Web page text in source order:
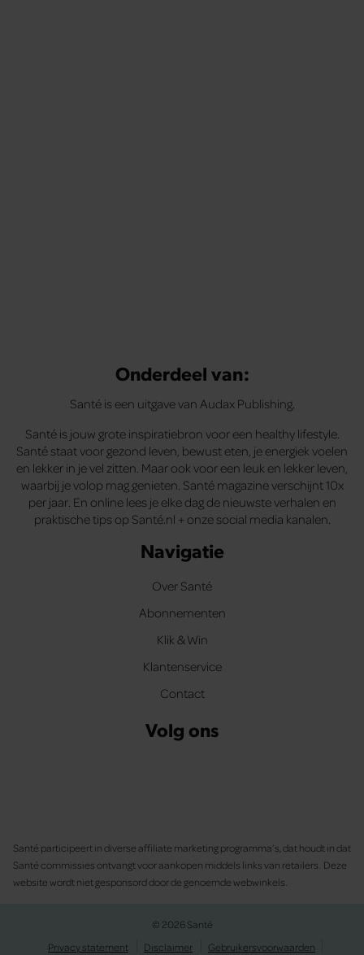
Onderdeel van:
Santé is een uitgave van Audax Publishing.
Santé is jouw grote inspiratiebron voor een healthy lifestyle.
Santé staat voor gezond leven, bewust eten, je energiek voelen
en lekker in je vel zitten. Maar ook voor een leuk en lekker leven,
waarbij je volop mag genieten. Santé magazine verschijnt 10x
per jaar. En online lees je elke dag de nieuwste verhalen en
praktische tips op Santé.nl + onze social media kanalen.
Navigatie
Over Santé
Abonnementen
Klik & Win
Klantenservice
Contact
Volg ons
Santé participeert in diverse affiliate marketing programma’s, dat houdt in dat
Santé commissies ontvangt voor aankopen middels links van retailers. Deze
website wordt niet gesponsord door de genoemde webwinkels.
© 2026 Santé
Privacy statement
Disclaimer Gebruikersvoorwaarden